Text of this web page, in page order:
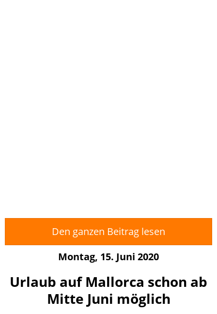
Den ganzen Beitrag lesen
Montag, 15. Juni 2020
Urlaub auf Mallorca schon ab
Mitte Juni möglich